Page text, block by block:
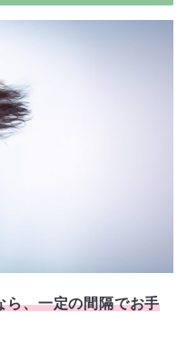
ら、一定の間隔でお手